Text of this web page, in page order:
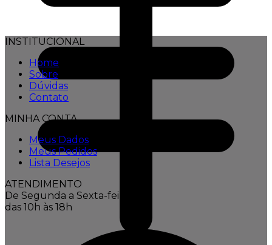
INSTITUCIONAL
Home
Sobre
Dúvidas
Contato
MINHA CONTA
Meus Dados
Meus Pedidos
Lista Desejos
ATENDIMENTO
De Segunda a Sexta-feira,
das 10h às 18h